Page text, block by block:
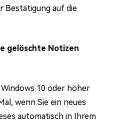
Bestätigung auf die
gelöschte Notizen
10 oder höher
wenn Sie ein neues
automatisch in Ihrem